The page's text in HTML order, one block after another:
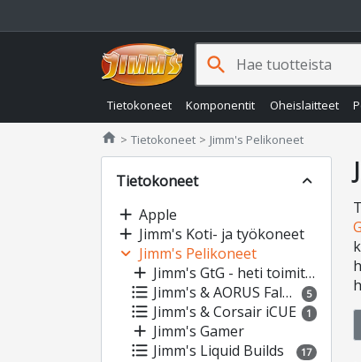
Tietokoneet Komponentit Oheislaitteet
search
home Jimms.fi
Tietokoneet Jimm's Pelikoneet
Tietokoneet
expand_less
add Apple
add Jimm's Koti- ja työkoneet
expand_more Jimm's Pelikoneet
add Jimm's GtG - heti toimitettavissa
format_list_bulleted Jimm's & AORUS Falcons 5
format_list_bulleted Jimm's & Corsair iCUE 1
add Jimm's Gamer
format_list_bulleted Jimm's Liquid Builds 17